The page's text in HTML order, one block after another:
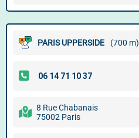
PARIS UPPERSIDE (700 m)
8 Rue Chabanais
75002 Paris